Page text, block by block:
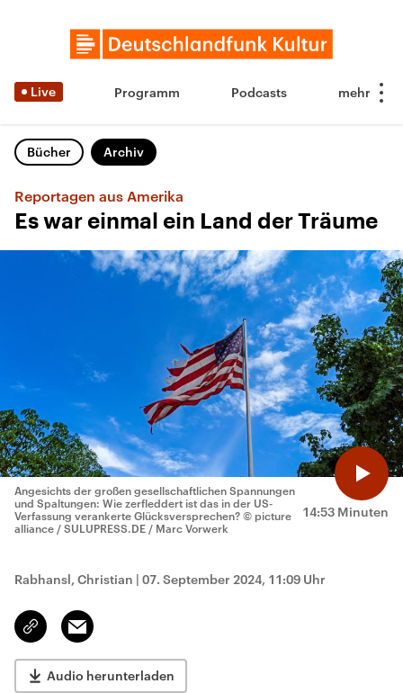
Live Programm Podcasts
Bücher Archiv
Reportagen aus Amerika
Es war einmal ein Land der Träume
14:53 Minuten
Angesichts der großen gesellschaftlichen Spannungen
und Spaltungen: Wie zerfleddert ist das in der US-
Verfassung verankerte Glücksversprechen? © picture
alliance / SULUPRESS.DE / Marc Vorwerk
Rabhansl, Christian | 07. September 2024, 11:09 Uhr
Link
kopieren/teilen
Email
Audio herunterladen